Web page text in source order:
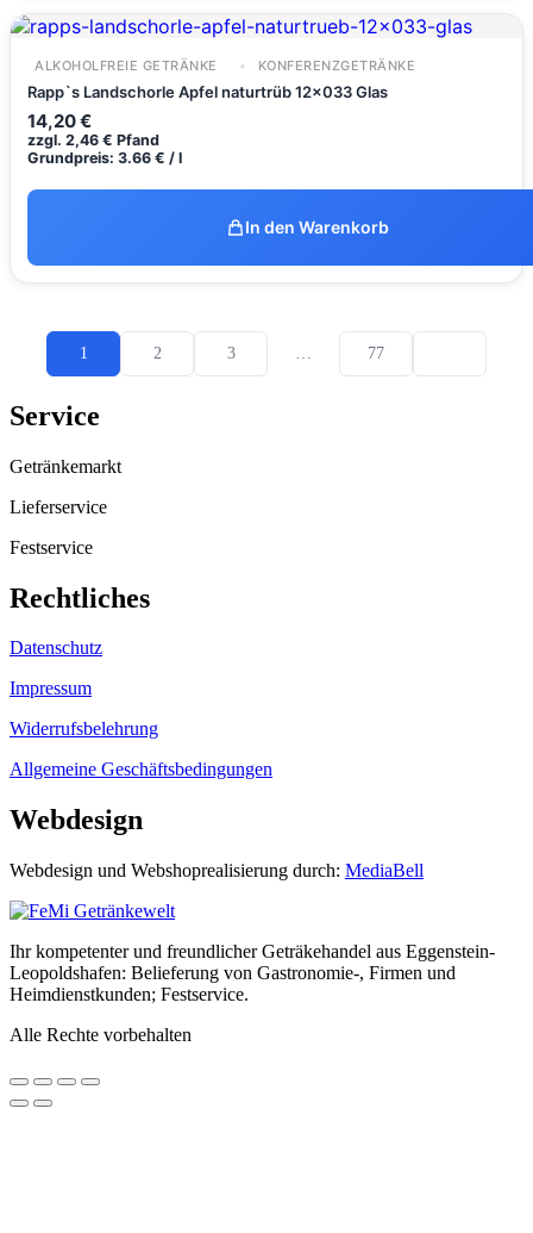
ALKOHOLFREIE GETRÄNKE KONFERENZGETRÄNKE
Rapp`s Landschorle Apfel naturtrüb 12x033 Glas
14,20€
zzgl. 2,46 € Pfand
Grundpreis: 3.66 € / l
In den Warenkorb
1 2 3 77
Service
Getränkemarkt
Lieferservice
Festservice
Rechtliches
Datenschutz
Impressum
Widerrufsbelehrung
Allgemeine Geschäftsbedingungen
Webdesign
Webdesign und Webshoprealisierung durch: MediaBell
Ihr kompetenter und freundlicher Geträkehandel aus Eggenstein-
Leopoldshafen: Belieferung von Gastronomie-, Firmen und
Heimdienstkunden; Festservice.
Alle Rechte vorbehalten